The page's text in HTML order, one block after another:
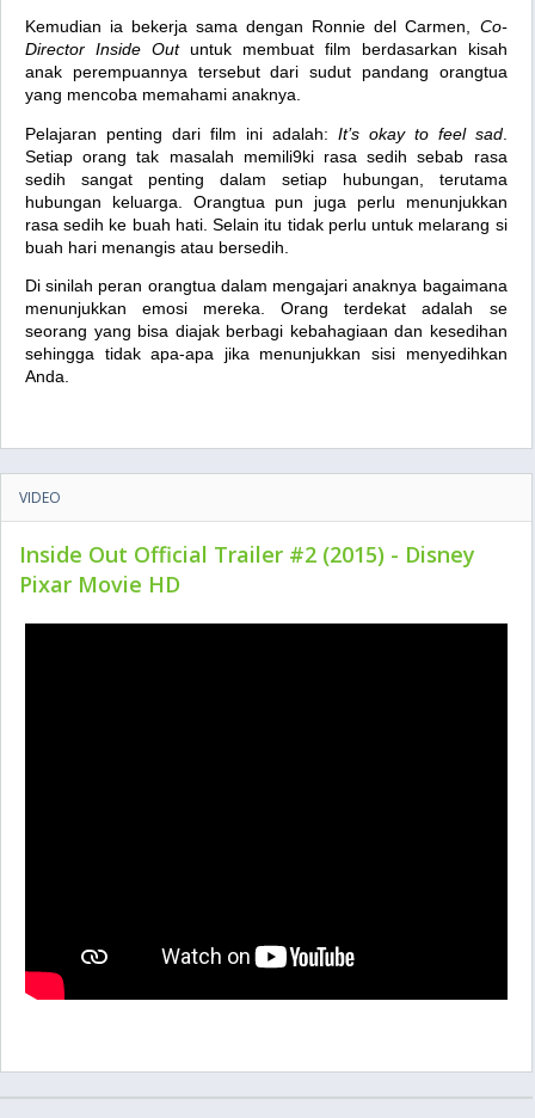
Kemudian ia bekerja sama dengan Ronnie del Carmen, Co-
Director Inside Outuntuk membuat film berdasarkan kisah
anak perempuannya tersebut dari sudut pandang orangtua
yang mencoba memahami anaknya.
Pelajaran penting dari film ini adalah: It’s okay to feel sad.
Setiap orang tak masalah memili9ki rasa sedih sebab rasa
sedih sangat penting dalam setiap hubungan, terutama
hubungan keluarga. Orangtua pun juga perlu menunjukkan
rasa sedih ke buah hati. Selain itu tidak perlu untuk melarang si
buah hari menangis atau bersedih.
Di sinilah peran orangtua dalam mengajari anaknya bagaimana
menunjukkan emosi mereka. Orang terdekat adalah se
seorang yang bisa diajak berbagi kebahagiaan dan kesedihan
sehingga tidak apa-apa jika menunjukkan sisi menyedihkan
Anda.
VIDEO
Inside Out Official Trailer #2 (2015) - Disney
Pixar Movie HD